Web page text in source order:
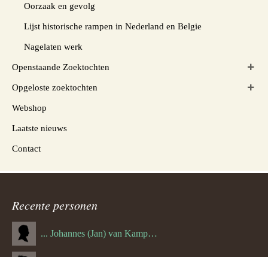
Oorzaak en gevolg
Lijst historische rampen in Nederland en Belgie
Nagelaten werk
Openstaande Zoektochten
Opgeloste zoektochten
Webshop
Laatste nieuws
Contact
Recente personen
... Johannes (Jan) van Kampenhout (1311.)